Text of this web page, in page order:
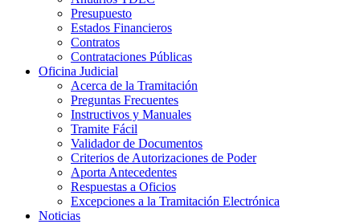
Presupuesto
Estados Financieros
Contratos
Contrataciones Públicas
Oficina Judicial
Acerca de la Tramitación
Preguntas Frecuentes
Instructivos y Manuales
Tramite Fácil
Validador de Documentos
Criterios de Autorizaciones de Poder
Aporta Antecedentes
Respuestas a Oficios
Excepciones a la Tramitación Electrónica
Noticias